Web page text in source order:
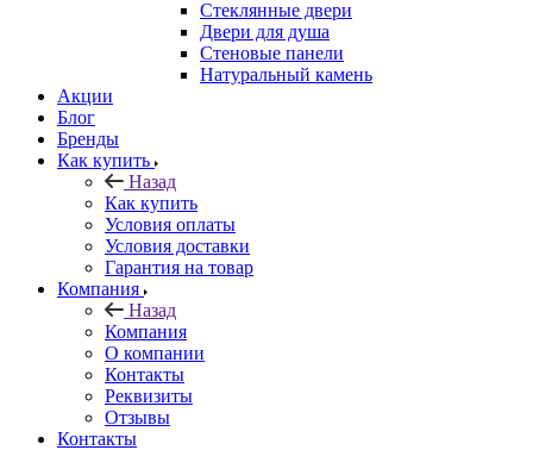
Стеклянные двери
Двери для душа
Стеновые панели
Натуральный камень
Акции
Блог
Бренды
Как купить
Назад
Как купить
Условия оплаты
Условия доставки
Гарантия на товар
Компания
Назад
Компания
О компании
Контакты
Реквизиты
Отзывы
Контакты